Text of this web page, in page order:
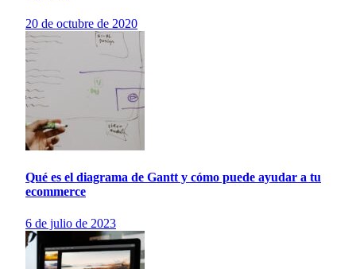
20 de octubre de 2020
Qué es el diagrama de Gantt y cómo puede ayudar a tu
ecommerce
6 de julio de 2023